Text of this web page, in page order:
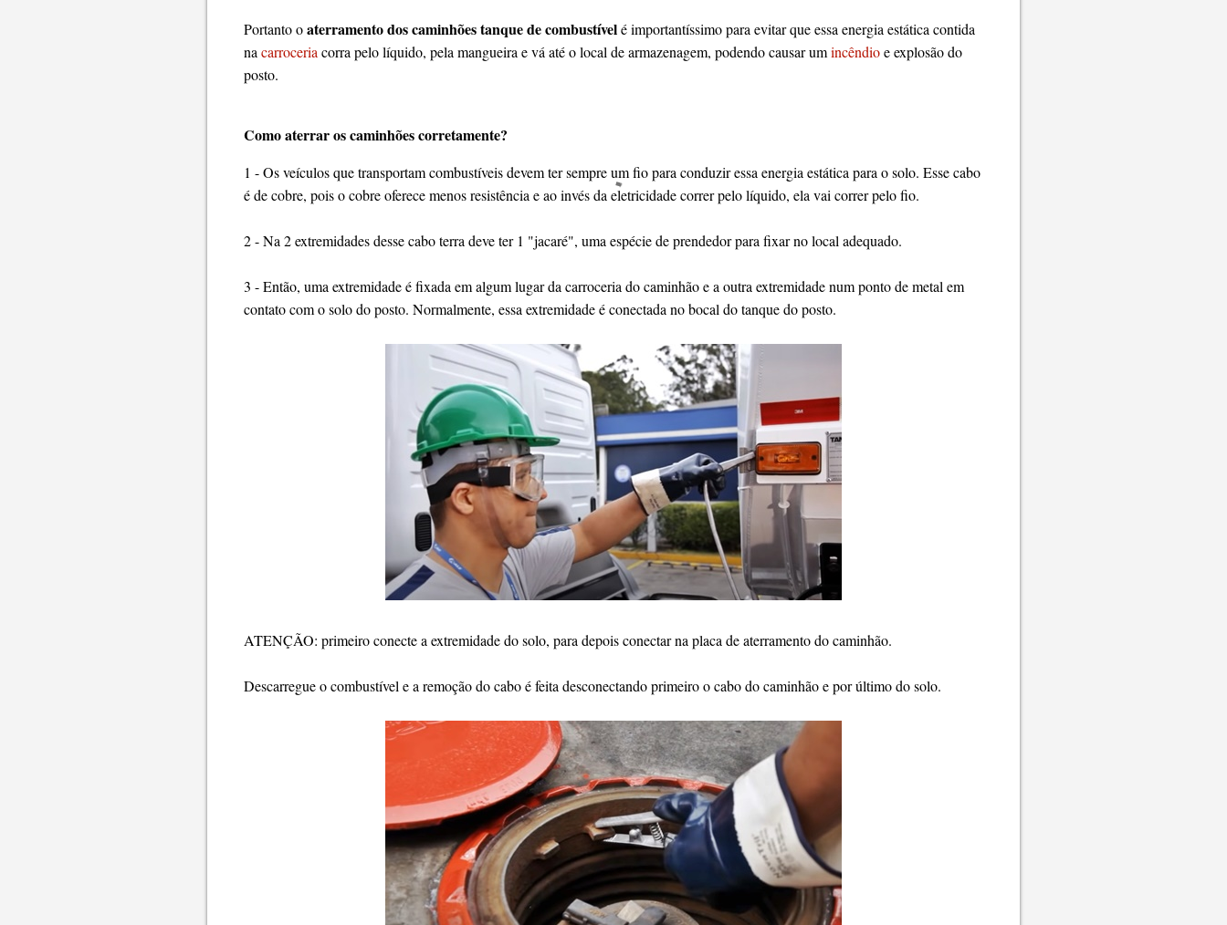
Portanto oaterramento dos caminhões tanque de combustívelé importantíssimo para evitar que essa energia estática contida
na carroceria corra pelo líquido, pela mangueira e vá até o local de armazenagem, podendo causar umincêndioe explosão do
posto.
Como aterrar os caminhões corretamente?
1 - Os veículos que transportam combustíveis devem ter sempre um fio para conduzir essa energia estática para o solo. Esse cabo
é de cobre, pois o cobre oferece menos resistência e ao invés da eletricidade correr pelo líquido, ela vai correr pelo fio.
2 - Na 2 extremidades desse cabo terra deve ter 1 "jacaré", uma espécie de prendedor para fixar no local adequado.
3 - Então, uma extremidade é fixada em algum lugar da carroceria do caminhão e a outra extremidade num ponto de metal em
contato com o solo do posto. Normalmente, essa extremidade é conectada no bocal do tanque do posto.
ATENÇÃO: primeiro conecte a extremidade do solo, para depois conectar na placa de aterramento do caminhão.
Descarregue o combustível e a remoção do cabo é feita desconectando primeiro o cabo do caminhão e por último do solo.